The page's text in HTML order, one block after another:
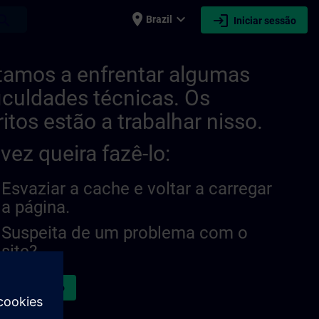
place Brazil expand_more login Iniciar sessão
a enfrentar algumas
técnicas. Os
estão a trabalhar nisso.
queira fazê-lo:
Esvaziar a cache e voltar a carregar
a página.
Suspeita de um problema com o
site?
a questão